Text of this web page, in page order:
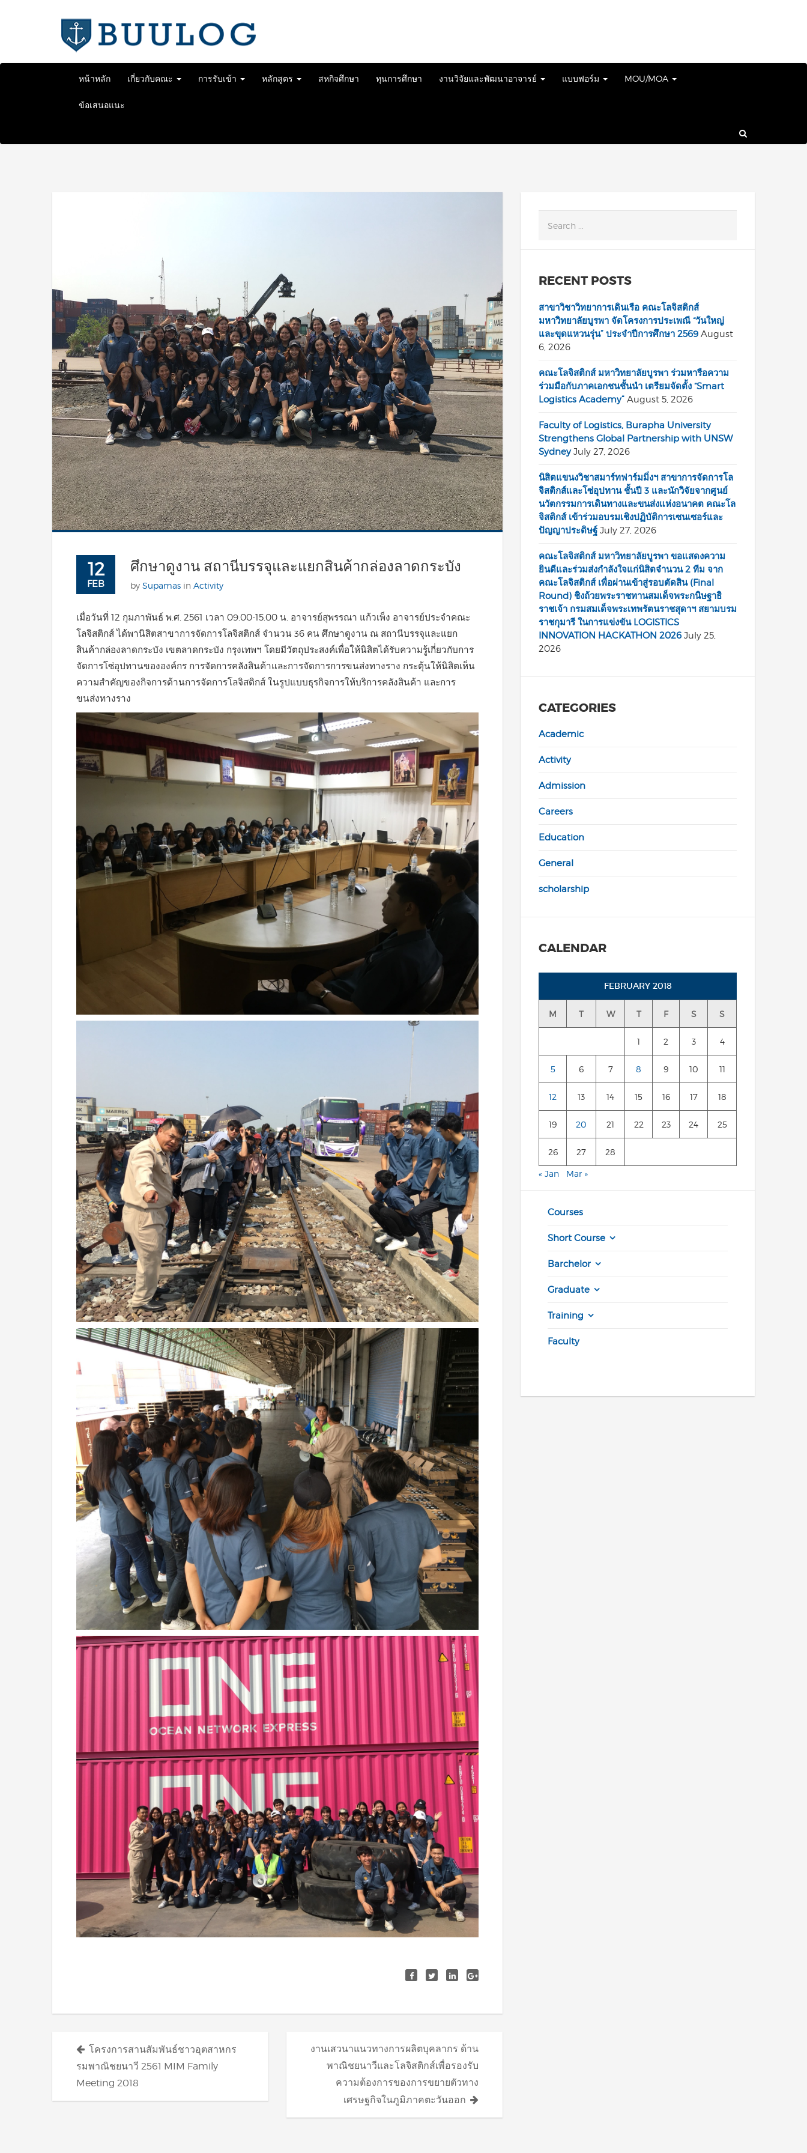
หน้าหลัก เกี่ยวกับคณะ การรับเข้า หลักสูตร สหกิจศึกษา ทุนการศึกษา งานวิจัยและพัฒนาอาจารย์ แบบฟอร์ม MOU/MOA
ข้อเสนอแนะ
12
FEB
ศึกษาดูงาน สถานีบรรจุและแยกสินค้ากล่องลาดกระบัง
by Supamas in Activity
เมื่อวันที่ 12 กุมภาพันธ์ พ.ศ. 2561 เวลา 09.00-15.00 น. อาจารย์สุพรรณา แก้วเพ็ง อาจารย์ประจำคณะ
โลจิสติกส์ ได้พานิสิตสาขาการจัดการโลจิสติกส์ จำนวน 36 คน ศึกษาดูงาน ณ สถานีบรรจุและแยก
สินค้ากล่องลาดกระบัง เขตลาดกระบัง กรุงเทพฯ โดยมีวัตถุประสงค์เพื่อให้นิสิตได้รับความรู้เกี่ยวกับการ
จัดการโซ่อุปทานขององค์กร การจัดการคลังสินค้าและการจัดการการขนส่งทางราง กระตุ้นให้นิสิตเห็น
ความสำคัญของกิจการด้านการจัดการโลจิสติกส์ ในรูปแบบธุรกิจการให้บริการคลังสินค้า และการ
ขนส่งทางราง
Posts
navigation
โครงการสานสัมพันธ์ชาวอุตสาหกร
รมพาณิชยนาวี 2561 MIM Family
Meeting 2018
งานเสวนาแนวทางการผลิตบุคลากร ด้าน
พาณิชยนาวีและโลจิสติกส์เพื่อรองรับ
ความต้องการของการขยายตัวทาง
เศรษฐกิจในภูมิภาคตะวันออก
RECENT POSTS
สาขาวิชาวิทยาการเดินเรือ คณะโลจิสติกส์
มหาวิทยาลัยบูรพา จัดโครงการประเพณี “วันใหญ่
และขุดแหวนรุ่น” ประจำปีการศึกษา 2569 August
6, 2026
คณะโลจิสติกส์ มหาวิทยาลัยบูรพา ร่วมหารือความ
ร่วมมือกับภาคเอกชนชั้นนำ เตรียมจัดตั้ง “Smart
Logistics Academy” August 5, 2026
Faculty of Logistics, Burapha University
Strengthens Global Partnership with UNSW
Sydney July 27, 2026
นิสิตแขนงวิชาสมาร์ทฟาร์มมิ่งฯ สาขาการจัดการโล
จิสติกส์และโซ่อุปทาน ชั้นปี 3 และนักวิจัยจากศูนย์
นวัตกรรมการเดินทางและขนส่งแห่งอนาคต คณะโล
จิสติกส์ เข้าร่วมอบรมเชิงปฏิบัติการเซนเซอร์และ
ปัญญาประดิษฐ์ July 27, 2026
คณะโลจิสติกส์ มหาวิทยาลัยบูรพา ขอแสดงความ
ยินดีและร่วมส่งกำลังใจแก่นิสิตจำนวน 2 ทีม จาก
คณะโลจิสติกส์ เพื่อผ่านเข้าสู่รอบตัดสิน (Final
Round) ชิงถ้วยพระราชทานสมเด็จพระกนิษฐาธิ
ราชเจ้า กรมสมเด็จพระเทพรัตนราชสุดาฯ สยามบรม
ราชกุมารี ในการแข่งขัน LOGISTICS
INNOVATION HACKATHON 2026 July 25,
2026
CATEGORIES
Academic
Activity
Admission
Careers
Education
General
scholarship
CALENDAR
FEBRUARY 2018
M T W T F S S
1 2 3 4
5 6 7 8 9 10 11
12 13 14 15 16 17 18
19 20 21 22 23 24 25
26 27 28
« Jan Mar »
Courses
Short Course
Barchelor
Graduate
Training
Faculty